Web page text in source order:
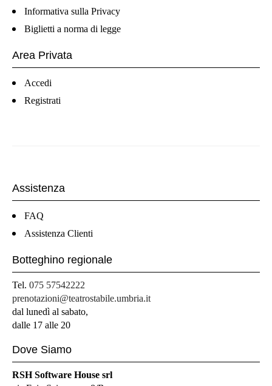
Informativa sulla Privacy
Biglietti a norma di legge
Area Privata
Accedi
Registrati
Assistenza
FAQ
Assistenza Clienti
Botteghino regionale
Tel. 075 57542222
prenotazioni@teatrostabile.umbria.it
dal lunedì al sabato,
dalle 17 alle 20
Dove Siamo
RSH Software House srl